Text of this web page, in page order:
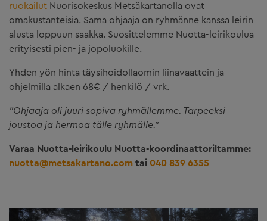
ruokailut Nuorisokeskus Metsäkartanolla ovat
omakustanteisia. Sama ohjaaja on ryhmänne kanssa leirin
alusta loppuun saakka. Suosittelemme Nuotta-leirikoulua
erityisesti pien- ja jopoluokille.
Yhden yön hinta täysihoidollaomin liinavaattein ja
ohjelmilla alkaen 68€ / henkilö / vrk.
"Ohjaaja oli juuri sopiva ryhmällemme. Tarpeeksi
joustoa ja hermoa tälle ryhmälle."
Varaa Nuotta-leirikoulu Nuotta-koordinaattoriltamme:
nuotta@metsakartano.com tai 040 839 6355